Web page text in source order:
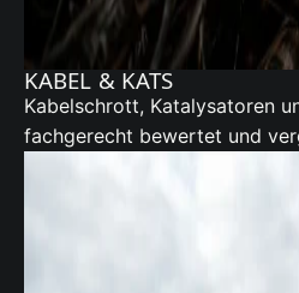
KABEL & KATS
Kabelschrott, Katalysatoren
fachgerecht bewertet und